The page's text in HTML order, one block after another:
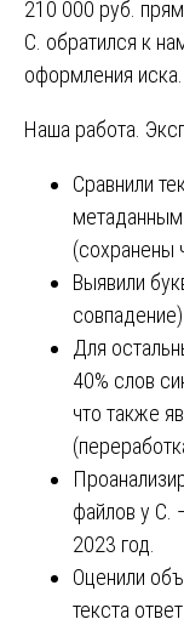
210 000 руб.
С. обратился к
оформления
Наша работа.
Сравнили
(сохранены
Выявили
Для
40% слов
что также
файлов у С.
2023 год.
Оценили
текста